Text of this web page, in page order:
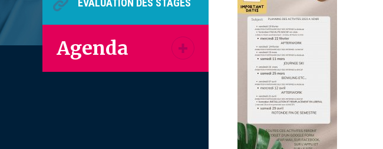
ÉVALUATION DES STAGES
Agenda